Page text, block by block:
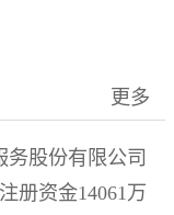
更多
务股份有限公司
册资金14061万